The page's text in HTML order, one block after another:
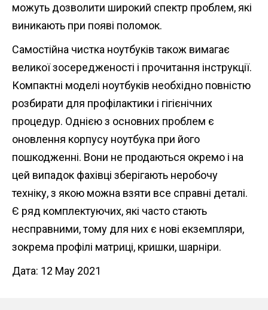
можуть дозволити широкий спектр проблем, які
виникають при появі поломок.
Самостійна чистка ноутбуків також вимагає
великої зосередженості і прочитання інструкції.
Компактні моделі ноутбуків необхідно повністю
розбирати для профілактики і гігієнічних
процедур. Однією з основних проблем є
оновлення корпусу ноутбука при його
пошкодженні. Вони не продаються окремо і на
цей випадок фахівці зберігають неробочу
техніку, з якою можна взяти все справні деталі.
Є ряд комплектуючих, які часто стають
несправними, тому для них є нові екземпляри,
зокрема профілі матриці, кришки, шарніри.
Дата: 12 May 2021